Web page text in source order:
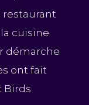
restaurant
cuisine
démarche
ont fait
Birds